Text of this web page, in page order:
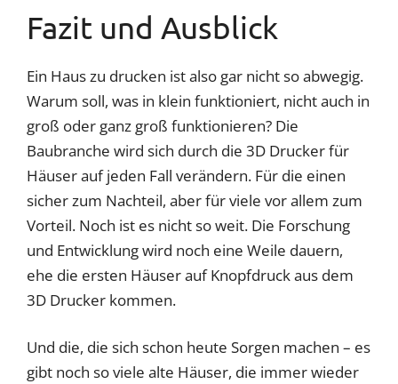
Fazit und Ausblick
Ein Haus zu drucken ist also gar nicht so abwegig.
Warum soll, was in klein funktioniert, nicht auch in
groß oder ganz groß funktionieren? Die
Baubranche wird sich durch die 3D Drucker für
Häuser auf jeden Fall verändern. Für die einen
sicher zum Nachteil, aber für viele vor allem zum
Vorteil. Noch ist es nicht so weit. Die Forschung
und Entwicklung wird noch eine Weile dauern,
ehe die ersten Häuser auf Knopfdruck aus dem
3D Drucker kommen.
Und die, die sich schon heute Sorgen machen – es
gibt noch so viele alte Häuser, die immer wieder